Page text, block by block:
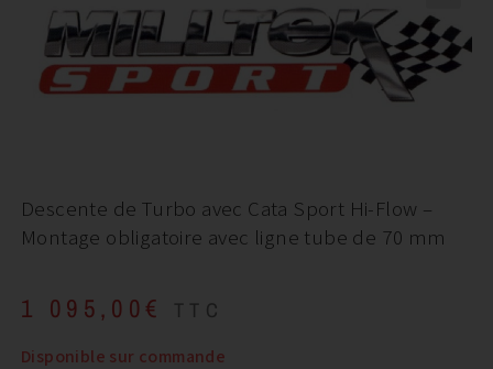
Descente de Turbo avec Cata Sport Hi-Flow –
Montage obligatoire avec ligne tube de 70 mm
1 095,00 € TTC
Disponible sur commande